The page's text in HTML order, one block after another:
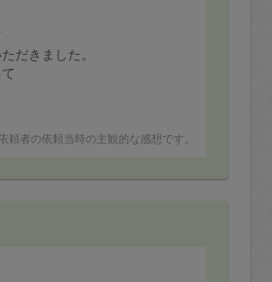
だきました。
頼者の依頼当時の主観的な感想です。